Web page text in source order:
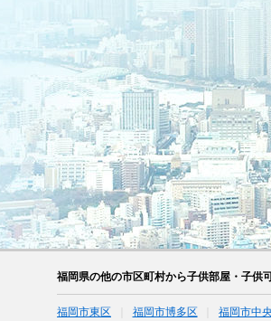
福岡県の他の市区町村から子供部屋・子供
福岡市東区 福岡市博多区 福岡市中